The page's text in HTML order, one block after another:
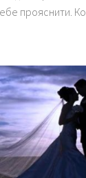
прояснити.